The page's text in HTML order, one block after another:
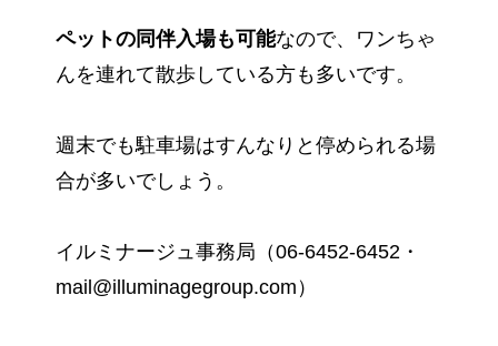
ペットの同伴入場も可能なので、ワンちゃ
んを連れて散歩している方も多いです。
週末でも駐車場はすんなりと停められる場
合が多いでしょう。
イルミナージュ事務局（06-6452-6452・
mail@illuminagegroup.com）